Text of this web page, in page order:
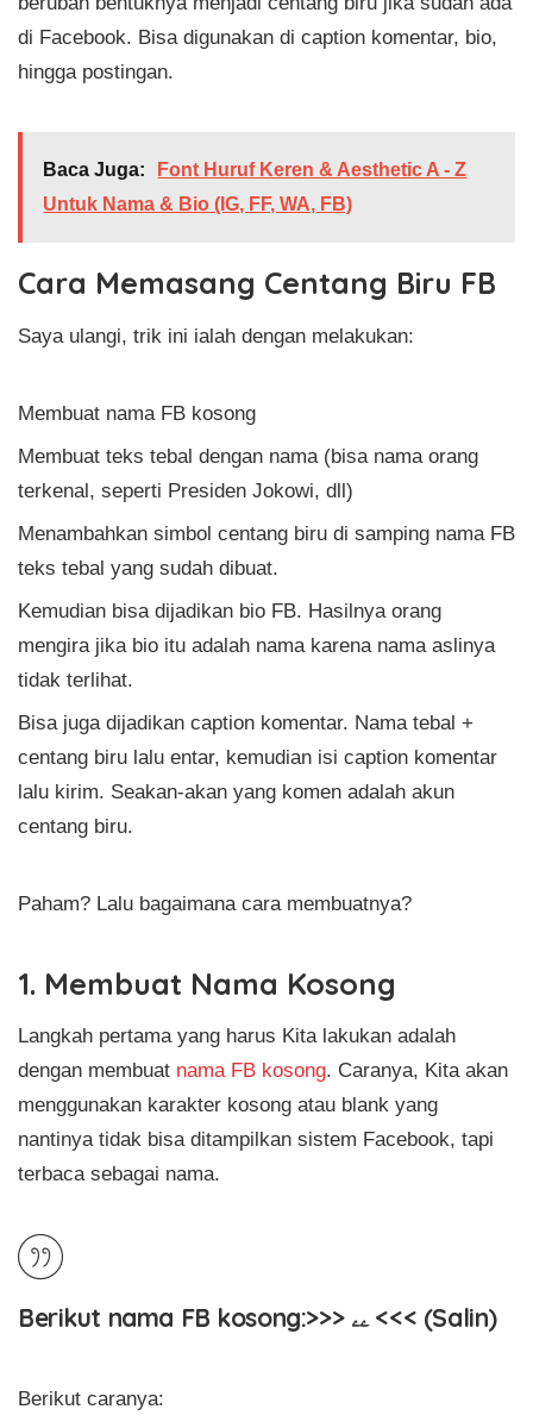
di Facebook. Bisa digunakan di caption komentar, bio,
hingga postingan.
Baca Juga:
Font Huruf Keren & Aesthetic A - Z
Untuk Nama & Bio (IG, FF, WA, FB)
Cara Memasang Centang Biru FB
Saya ulangi, trik ini ialah dengan melakukan:
Membuat nama FB kosong
Membuat teks tebal dengan nama (bisa nama orang
terkenal, seperti Presiden Jokowi, dll)
Menambahkan simbol centang biru di samping nama FB
teks tebal yang sudah dibuat.
Kemudian bisa dijadikan bio FB. Hasilnya orang
mengira jika bio itu adalah nama karena nama aslinya
tidak terlihat.
Bisa juga dijadikan caption komentar. Nama tebal +
centang biru lalu entar, kemudian isi caption komentar
lalu kirim. Seakan-akan yang komen adalah akun
centang biru.
Paham? Lalu bagaimana cara membuatnya?
1. Membuat Nama Kosong
Langkah pertama yang harus Kita lakukan adalah
dengan membuat nama FB kosong. Caranya, Kita akan
menggunakan karakter kosong atau blank yang
nantinya tidak bisa ditampilkan sistem Facebook, tapi
terbaca sebagai nama.
Berikut nama FB kosong:>>> ۦۦ <<< (Salin)
Berikut caranya: